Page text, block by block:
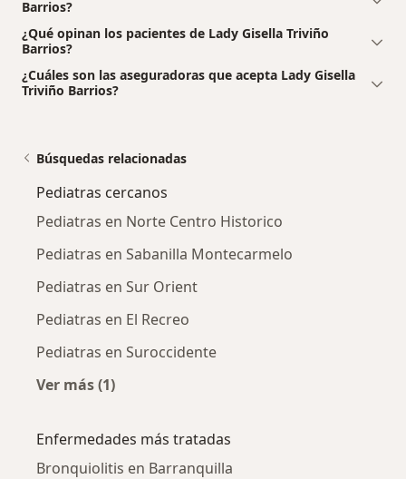
Barrios?
¿Qué opinan los pacientes de Lady Gisella Triviño
Barrios?
¿Cuáles son las aseguradoras que acepta Lady Gisella
Triviño Barrios?
Búsquedas relacionadas
Pediatras cercanos
Pediatras en Norte Centro Historico
Pediatras en Sabanilla Montecarmelo
Pediatras en Sur Orient
Pediatras en El Recreo
Pediatras en Suroccidente
Ver más (1)
Enfermedades más tratadas
Bronquiolitis en Barranquilla